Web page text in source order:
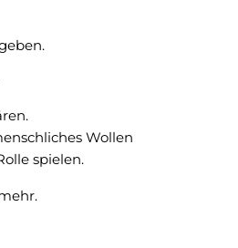
Wollen
spielen.